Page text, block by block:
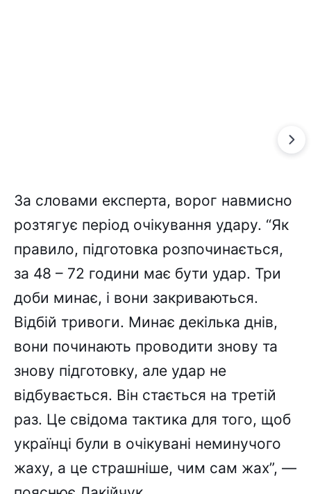
За словами експерта, ворог навмисно
розтягує період очікування удару. “Як
правило, підготовка розпочинається,
за 48 – 72 години має бути удар. Три
доби минає, і вони закриваються.
Відбій тривоги. Минає декілька днів,
вони починають проводити знову та
знову підготовку, але удар не
відбувається. Він стається на третій
раз. Це свідома тактика для того, щоб
українці були в очікувані неминучого
жаху, а це страшніше, чим сам жах”, —